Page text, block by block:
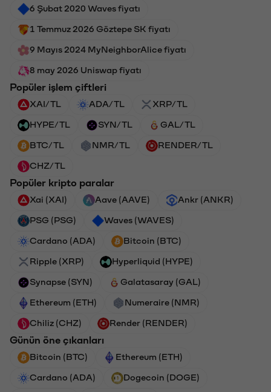
6 Şubat 2020 Waves fiyatı
1 Temmuz 2026 Göztepe SK fiyatı
9 Mayıs 2024 MyNeighborAlice fiyatı
8 may 2026 Uniswap fiyatı
Popüler işlem çiftleri
XAI/TL ADA/TL XRP/TL
HYPE/TL SYN/TL GAL/TL
BTC/TL NMR/TL RENDER/TL
CHZ/TL
Popüler kripto paralar
Xai (XAI) Aave (AAVE) Ankr (ANKR)
PSG (PSG) Waves (WAVES)
Cardano (ADA) Bitcoin (BTC)
Ripple (XRP) Hyperliquid (HYPE)
Synapse (SYN) Galatasaray (GAL)
Ethereum (ETH) Numeraire (NMR)
Chiliz (CHZ) Render (RENDER)
Günün öne çıkanları
Bitcoin (BTC) Ethereum (ETH)
Cardano (ADA) Dogecoin (DOGE)